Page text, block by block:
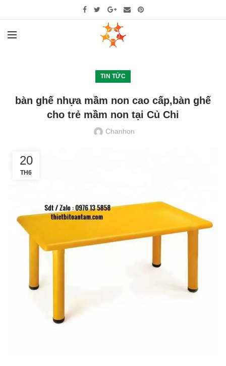
TIN TỨC
bàn ghế nhựa mầm non cao cấp,bàn ghế
cho trẻ mầm non tại Củ Chi
Chanhon
20
TH6